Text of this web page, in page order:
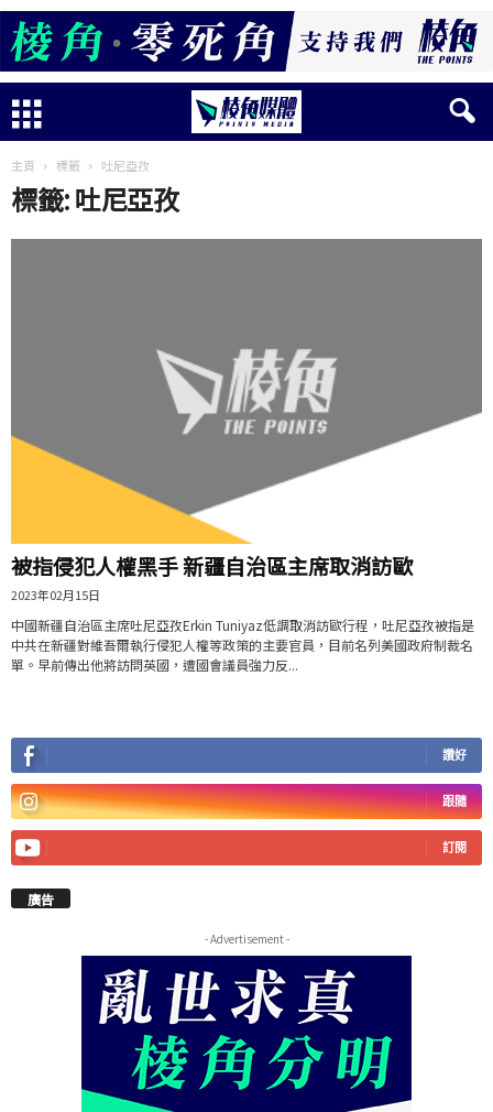
主頁 標籤 吐尼亞孜
標籤: 吐尼亞孜
被指侵犯人權黑手 新疆自治區主席取消訪歐
2023年02月15日
中國新疆自治區主席吐尼亞孜Erkin Tuniyaz低調取消訪歐行程，吐尼亞孜被指是
中共在新疆對維吾爾執行侵犯人權等政策的主要官員，目前名列美國政府制裁名
單。早前傳出他將訪問英國，遭國會議員強力反...
讚好
跟隨
訂閱
廣告
- Advertisement -